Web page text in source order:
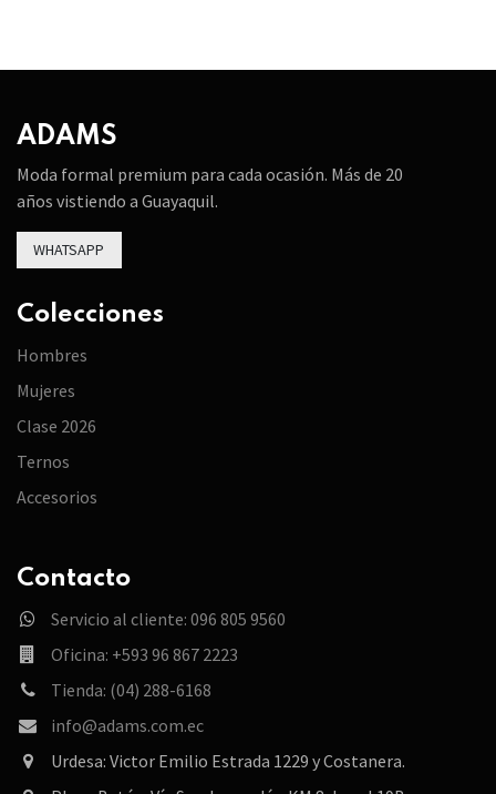
ADAMS
Moda formal premium para cada ocasión. Más de 20
años vistiendo a Guayaquil.
WHATSAPP
Colecciones
Hombres
Mujeres
Clase 2026
Ternos
Accesorios
Contacto
Servicio al cliente: 096 805 9560
Oficina: +593 96 867 2223
Tienda: (04) 288-6168
info@adams.com.ec
Urdesa: Victor Emilio Estrada 1229 y Costanera.